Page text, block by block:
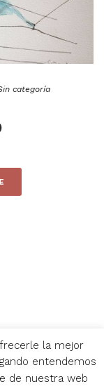
categoría
la mejor
entendemos
de nuestra web